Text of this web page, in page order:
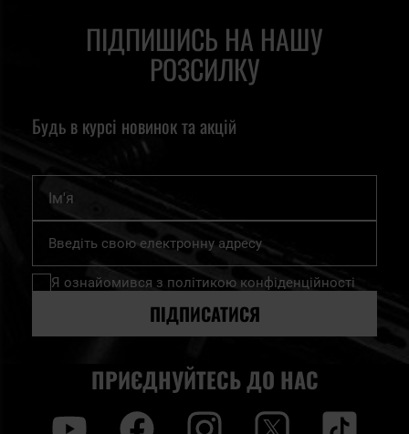
ПІДПИШИСЬ НА НАШУ
РОЗСИЛКУ
Будь в курсі новинок та акцій
Підпишіться
нашу
розсилку
Я ознайомився з політикою конфіденційності
ПІДПИСАТИСЯ
ПРИЄДНУЙТЕСЬ ДО НАС